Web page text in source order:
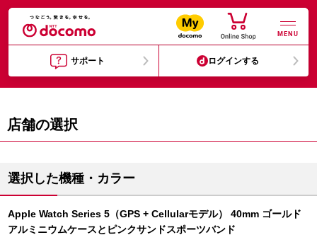
MENU
サポート ログインする
店舗の選択
選択した機種・カラー
Apple Watch Series 5（GPS + Cellularモデル） 40mm ゴールド
アルミニウムケースとピンクサンドスポーツバンド